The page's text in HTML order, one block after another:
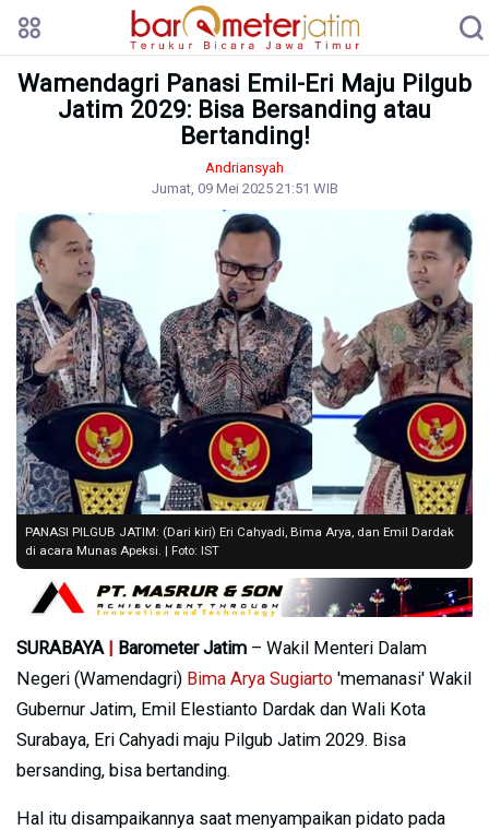
Wamendagri Panasi Emil-Eri Maju Pilgub
Jatim 2029: Bisa Bersanding atau
Bertanding!
Andriansyah
Jumat, 09 Mei 2025 21:51 WIB
PANASI PILGUB JATIM: (Dari kiri) Eri Cahyadi, Bima Arya, dan Emil Dardak
di acara Munas Apeksi. | Foto: IST
SURABAYA | Barometer Jatim – Wakil Menteri Dalam
Negeri (Wamendagri) Bima Arya Sugiarto 'memanasi' Wakil
Gubernur Jatim, Emil Elestianto Dardak dan Wali Kota
Surabaya, Eri Cahyadi maju Pilgub Jatim 2029. Bisa
bersanding, bisa bertanding.
Hal itu disampaikannya saat menyampaikan pidato pada